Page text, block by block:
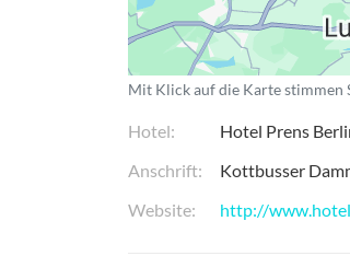
Mit Klick auf die Karte stimmen
Hotel
Hotel Prens
Anschrift
Kottbusser
Website
http://